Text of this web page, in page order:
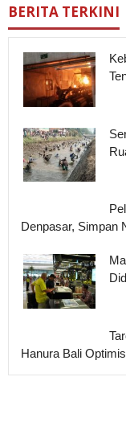
BERITA TERKINI
Denpasar, Simpan
Hanura Bali